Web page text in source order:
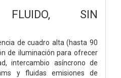
FLUIDO, SIN
de cuadro alta (hasta 90
de iluminación para ofrecer
intercambio asíncrono de
y fluidas emisiones de